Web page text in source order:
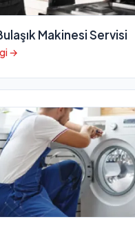
Makinesi Servisi
→